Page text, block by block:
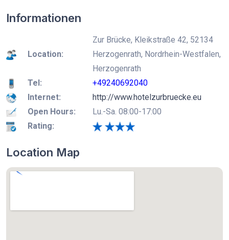
Informationen
Location:
Zur Brücke, Kleikstraße 42, 52134
Herzogenrath, Nordrhein-Westfalen,
Herzogenrath
Tel:
+49240692040
Internet:
http://www.hotelzurbruecke.eu
Open Hours:
Lu.-Sa. 08:00-17:00
Rating:
Location Map